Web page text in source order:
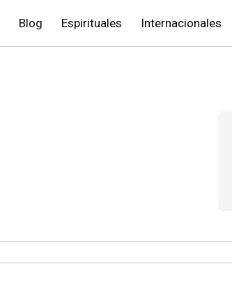
Blog Espirituales Internacionales